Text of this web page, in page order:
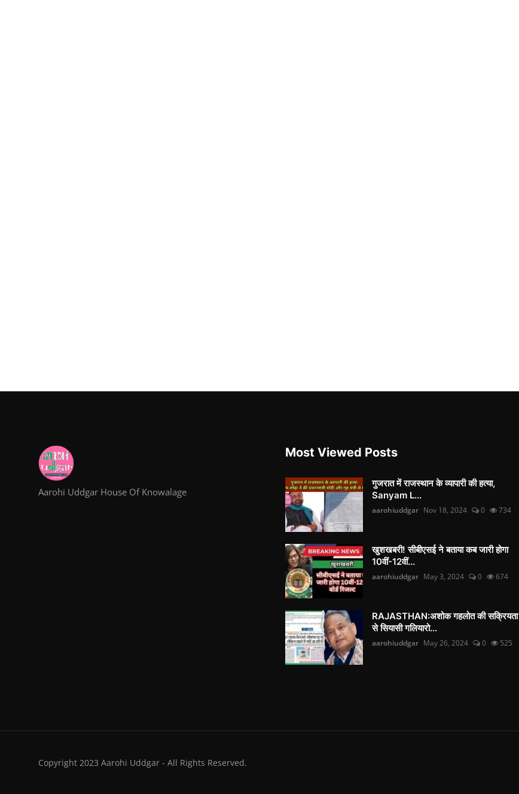
Aarohi Uddgar House Of Knowalage
Most Viewed Posts
गुजरात में राजस्थान के व्यापारी की हत्या,
Sanyam L...
aarohiuddgar Nov 18, 2024 0 734
खुशखबरी! सीबीएसई ने बताया कब जारी होगा
10वीं-12वीं...
aarohiuddgar May 3, 2024 0 674
RAJASTHAN:अशोक गहलोत की सक्रियता
से सियासी गलियारो...
aarohiuddgar May 26, 2024 0 525
Copyright 2023 Aarohi Uddgar - All Rights Reserved.